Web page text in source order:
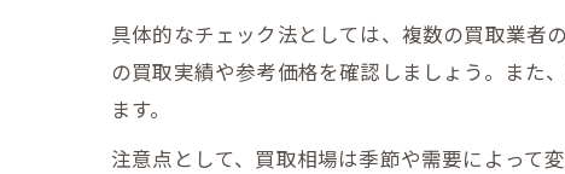
具体的なチェック法としては、複数の買取業者
の買取実績や参考価格を確認しましょう。また
ます。
注意点として、買取相場は季節や需要によって